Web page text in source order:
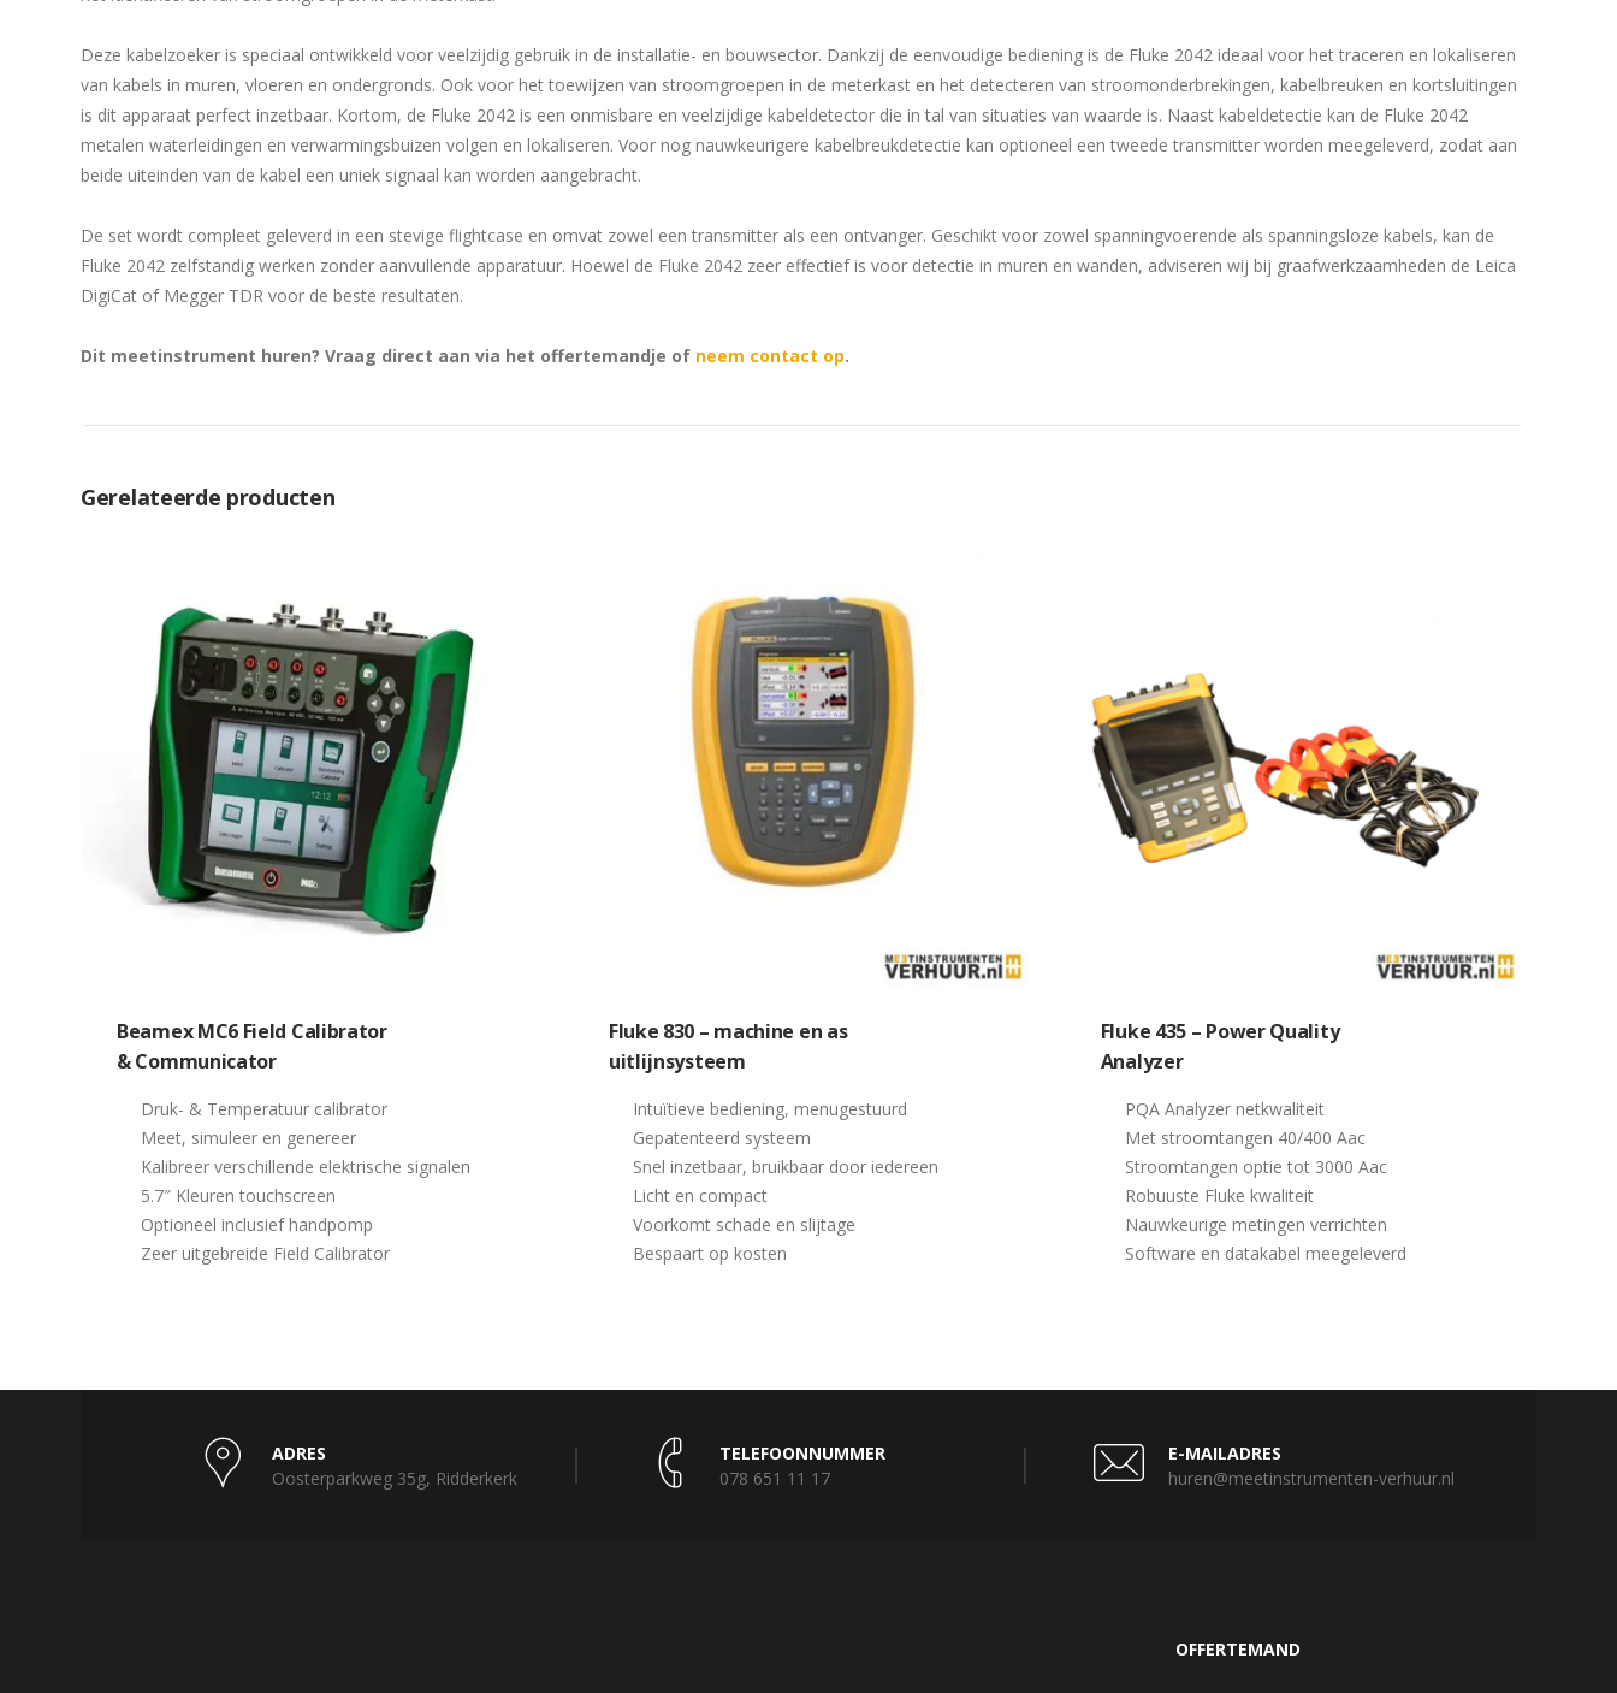
Deze kabelzoeker is speciaal ontwikkeld voor veelzijdig gebruik in de installatie- en bouwsector. Dankzij de eenvoudige bediening is de Fluke 2042 ideaal voor het traceren en lokaliseren
van kabels in muren, vloeren en ondergronds. Ook voor het toewijzen van stroomgroepen in de meterkast en het detecteren van stroomonderbrekingen, kabelbreuken en kortsluitingen
is dit apparaat perfect inzetbaar. Kortom, de Fluke 2042 is een onmisbare en veelzijdige kabeldetector die in tal van situaties van waarde is. Naast kabeldetectie kan de Fluke 2042
metalen waterleidingen en verwarmingsbuizen volgen en lokaliseren. Voor nog nauwkeurigere kabelbreukdetectie kan optioneel een tweede transmitter worden meegeleverd, zodat aan
beide uiteinden van de kabel een uniek signaal kan worden aangebracht.
De set wordt compleet geleverd in een stevige flightcase en omvat zowel een transmitter als een ontvanger. Geschikt voor zowel spanningvoerende als spanningsloze kabels, kan de
Fluke 2042 zelfstandig werken zonder aanvullende apparatuur. Hoewel de Fluke 2042 zeer effectief is voor detectie in muren en wanden, adviseren wij bij graafwerkzaamheden de Leica
DigiCat of Megger TDR voor de beste resultaten.
Dit meetinstrument huren? Vraag direct aan via het offertemandje of neem contact op.
Gerelateerde producten
Beamex MC6 Field Calibrator
& Communicator
Druk- & Temperatuur calibrator
Meet, simuleer en genereer
Kalibreer verschillende elektrische signalen
5.7″ Kleuren touchscreen
Optioneel inclusief handpomp
Zeer uitgebreide Field Calibrator
Fluke 830 – machine en as
uitlijnsysteem
Intuïtieve bediening, menugestuurd
Gepatenteerd systeem
Snel inzetbaar, bruikbaar door iedereen
Licht en compact
Voorkomt schade en slijtage
Bespaart op kosten
Fluke 435 – Power Quality
Analyzer
PQA Analyzer netkwaliteit
Met stroomtangen 40/400 Aac
Stroomtangen optie tot 3000 Aac
Robuuste Fluke kwaliteit
Nauwkeurige metingen verrichten
Software en datakabel meegeleverd
ADRES
Oosterparkweg 35g, Ridderkerk
TELEFOONNUMMER
078 651 11 17
E-MAILADRES
huren@meetinstrumenten-verhuur.nl
OFFERTEMAND